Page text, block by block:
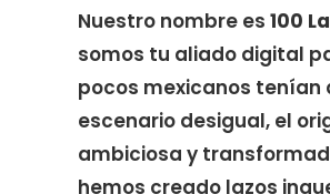
Nuestro nombre es 100
somos tu aliado digital
pocos mexicanos tenían
escenario desigual, el
ambiciosa y
hemos creado lazos